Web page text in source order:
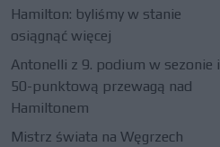
Hamilton: byliśmy w stanie
osiągnąć więcej
Antonelli z 9. podium w sezonie i
50-punktową przewagą nad
Hamiltonem
Mistrz świata na Węgrzech